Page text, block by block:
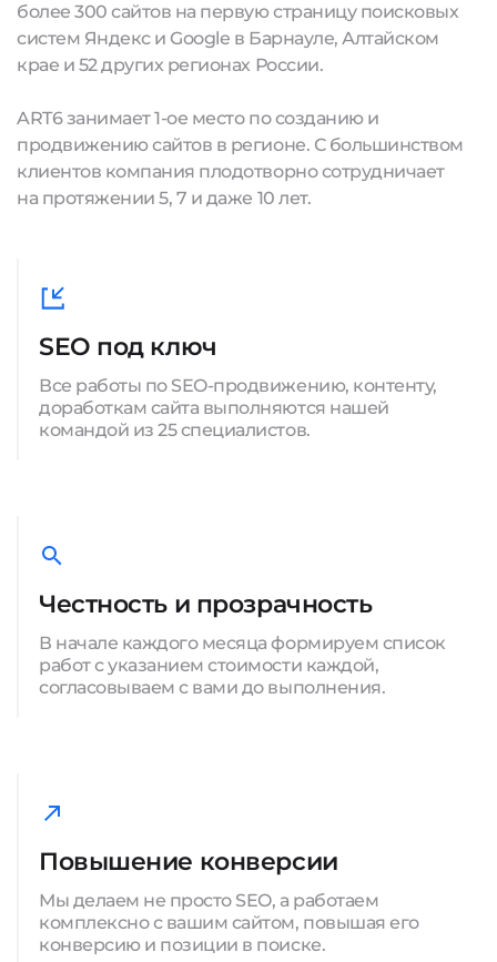
более 300 сайтов на первую страницу поисковых
систем Яндекс и Google в Барнауле, Алтайском
крае и 52 других регионах России.
ART6 занимает 1-ое место по созданию и
продвижению сайтов в регионе. С большинством
клиентов компания плодотворно сотрудничает
на протяжении 5, 7 и даже 10 лет.
SEO под ключ
Все работы по SEO-продвижению, контенту,
доработкам сайта выполняются нашей
командой из 25 специалистов.
Честность и прозрачность
В начале каждого месяца формируем список
работ с указанием стоимости каждой,
согласовываем с вами до выполнения.
Повышение конверсии
Мы делаем не просто SEO, а работаем
комплексно с вашим сайтом, повышая его
конверсию и позиции в поиске.